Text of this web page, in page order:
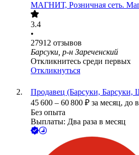
МАГНИТ, Розничная сеть.
3.4
•
27912 отзывов
Барсуки, р-н Зареченский
Откликнитесь среди первых
Откликнуться
Продавец (Барсуки, Барсуки,
45 600 – 60 800 ₽ за месяц, до
Без опыта
Выплаты: Два раза в месяц